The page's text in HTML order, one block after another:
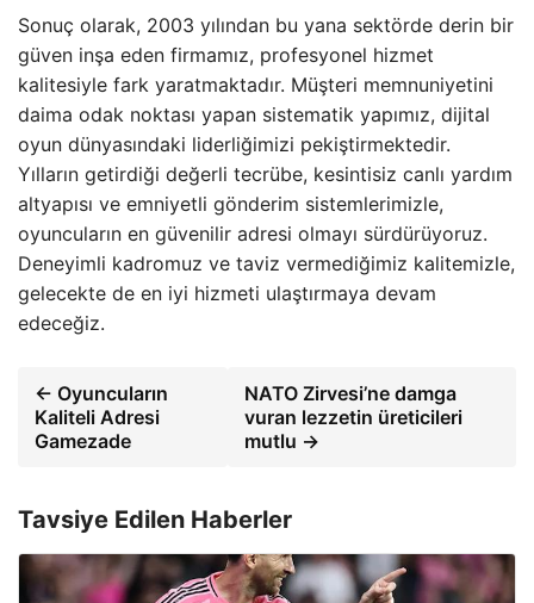
Sonuç olarak, 2003 yılından bu yana sektörde derin bir
güven inşa eden firmamız, profesyonel hizmet
kalitesiyle fark yaratmaktadır. Müşteri memnuniyetini
daima odak noktası yapan sistematik yapımız, dijital
oyun dünyasındaki liderliğimizi pekiştirmektedir.
Yılların getirdiği değerli tecrübe, kesintisiz canlı yardım
altyapısı ve emniyetli gönderim sistemlerimizle,
oyuncuların en güvenilir adresi olmayı sürdürüyoruz.
Deneyimli kadromuz ve taviz vermediğimiz kalitemizle,
gelecekte de en iyi hizmeti ulaştırmaya devam
edeceğiz.
← Oyuncuların
Kaliteli Adresi
Gamezade
NATO Zirvesi’ne damga
vuran lezzetin üreticileri
mutlu →
Tavsiye Edilen Haberler